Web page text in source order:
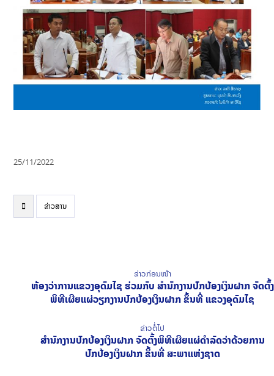
25/11/2022
ຂ່າວສານ
ຂ່າວກ່ອນໜ້າ
ຫ້ອງວ່າການແຂວງອຸດົມໄຊ ຮ່ວມກັບ ສໍານັກງານປົກປ້ອງເງິນຝາກ ຈັດຕັ້ງ
ພິທີເຜີຍແຜ່ວຽກງານປົກປ້ອງເງິນຝາກ ຂຶ້ນທີ່ ແຂວງອຸດົມໄຊ
ຂ່າວຕໍ່ໄປ
ສຳນັກງານປົກປ້ອງເງິນຝາກ ຈັດຕັ້ງພິທີເຜີຍແຜ່ດຳລັດວ່າດ້ວຍການ
ປົກປ້ອງເງິນຝາກ ຂຶ້ນທີ່ ສະພາແຫ່ງຊາດ